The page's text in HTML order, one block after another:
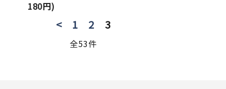
180円)
< 1 2 3
全53件